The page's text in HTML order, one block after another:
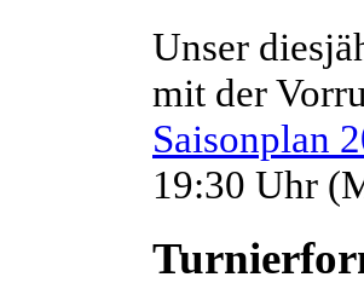
Unser
mit der
Saisonplan
19:30 Uhr